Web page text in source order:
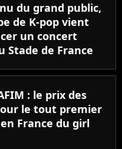
du grand public,
de K-pop vient
un concert
Stade de France
: le prix des
le tout premier
France du girl